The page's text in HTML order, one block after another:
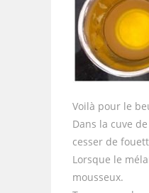
Voilà pour le
Dans la cuve
cesser de
Lorsque le
mousseux.